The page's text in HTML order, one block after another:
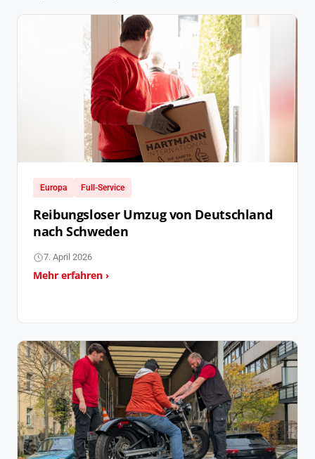
Europa Full-Service
Reibungsloser Umzug von Deutschland
nach Schweden
7. April 2026
Mehr erfahren ›